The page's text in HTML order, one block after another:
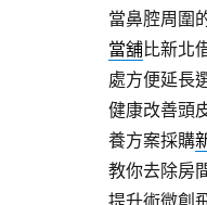
當鼻腔周圍
當舖比新北
處方便延長
健康改善頭
養方案採購
教你去除房
提升術微創